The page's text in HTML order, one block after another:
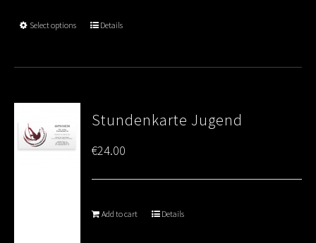
Select options Details
Stundenkarte Jugend
€24.00
Add to cart Details